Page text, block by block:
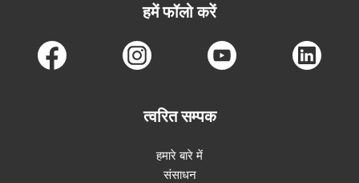
हमें फॉलो करें
त्वरित सम्पक
हमारे बारे में
संसाधन